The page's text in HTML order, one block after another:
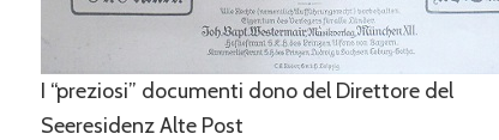
I “preziosi” documenti dono del Direttore del
Seeresidenz Alte Post